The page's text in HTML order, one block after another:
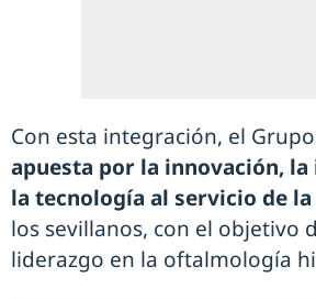
Con esta integración, el Grupo
apuesta por la innovación,
la tecnología al servicio de
los sevillanos, con el objetivo
liderazgo en la oftalmología